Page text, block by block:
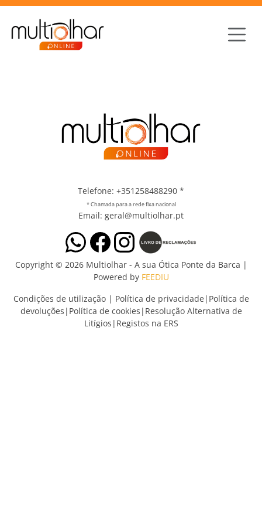
Telefone: +351258488290 *
* Chamada para a rede fixa nacional
Email: geral@multiolhar.pt
Copyright © 2026 Multiolhar - A sua Ótica Ponte da Barca |
Powered by FEEDIU
Condições de utilização| Política de privacidade | Política de
devoluções | Política de cookies | Resolução Alternativa de
Litígios | Registos na ERS